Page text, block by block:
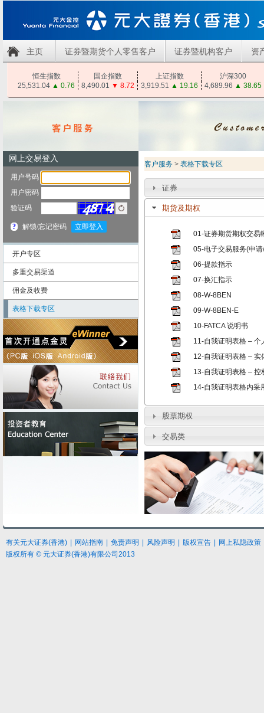
主页 证券暨期货个人零售客户 证券暨机构客户 资
恒生指数 国企指数 上证指数
沪深300
25,531.04 ▲ 0.76 8,490.01 ▼ 8.72 3,919.51 ▲ 19.16 4,689.96 ▲ 38.65
开户专区
多重交易渠道
佣金及收费
表格下载专区
客户服务 > 表格下载专区
证券
期货及期权
01-证券期货期权交易
05-电子交易服务(申
06-提款指示
07-换汇指示
08-W-8BEN
09-W-8BEN-E
10-FATCA 说明书
11-自我证明表格 – 个
12-自我证明表格 – 实
13-自我证明表格 – 控
14-自我证明表格内采
股票期权
交易类
有关元大证券(香港) 网站指南 免责声明 风险声明 版权宣告
网上私隐政策
版权所有 © 元大证券(香港)有限公司2013